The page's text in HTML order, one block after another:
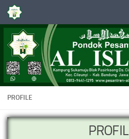
Skip to content
PROFILE
PROFIL